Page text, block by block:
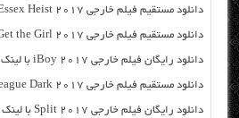
دانلود مستقیم فیلم خارجی Essex Heist 2017 از سرور سایت
دانلود مستقیم فیلم خارجی Get the Girl 2017 از سرور سایت
دانلود رایگان فیلم خارجی iBoy 2017 با لینک مستقیم
دانلود مستقیم فیلم خارجی Justice League Dark 2017 از سرور سایت
دانلود رایگان فیلم خارجی Split 2017 با لینک مستقیم